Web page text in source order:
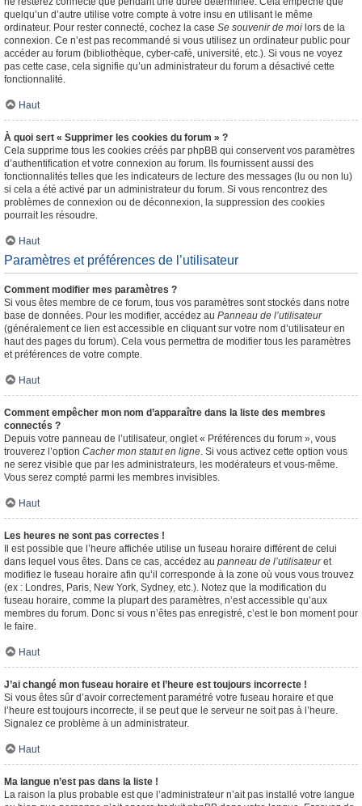
quelqu’un d’autre utilise votre compte à votre insu en utilisant le même
ordinateur. Pour rester connecté, cochez la case Se souvenir de moi lors de la
connexion. Ce n’est pas recommandé si vous utilisez un ordinateur public pour
accéder au forum (bibliothèque, cyber-café, université, etc.). Si vous ne voyez
pas cette case, cela signifie qu’un administrateur du forum a désactivé cette
fonctionnalité.
Haut
À quoi sert « Supprimer les cookies du forum » ?
Cela supprime tous les cookies créés par phpBB qui conservent vos paramètres
d’authentification et votre connexion au forum. Ils fournissent aussi des
fonctionnalités telles que les indicateurs de lecture des messages (lu ou non lu)
si cela a été activé par un administrateur du forum. Si vous rencontrez des
problèmes de connexion ou de déconnexion, la suppression des cookies
pourrait les résoudre.
Haut
Paramètres et préférences de l’utilisateur
Comment modifier mes paramètres ?
Si vous êtes membre de ce forum, tous vos paramètres sont stockés dans notre
base de données. Pour les modifier, accédez au Panneau de l’utilisateur
(généralement ce lien est accessible en cliquant sur votre nom d’utilisateur en
haut des pages du forum). Cela vous permettra de modifier tous les paramètres
et préférences de votre compte.
Haut
Comment empêcher mon nom d’apparaître dans la liste des membres
connectés ?
Depuis votre panneau de l’utilisateur, onglet « Préférences du forum », vous
trouverez l’option Cacher mon statut en ligne. Si vous activez cette option vous
ne serez visible que par les administrateurs, les modérateurs et vous-même.
Vous serez compté parmi les membres invisibles.
Haut
Les heures ne sont pas correctes !
Il est possible que l’heure affichée utilise un fuseau horaire différent de celui
dans lequel vous êtes. Dans ce cas, accédez au panneau de l’utilisateuret
modifiez le fuseau horaire afin qu’il corresponde à la zone où vous vous trouvez
(ex : Londres, Paris, New York, Sydney, etc.). Notez que la modification du
fuseau horaire, comme la plupart des paramètres, n’est accessible qu’aux
membres du forum. Donc si vous n’êtes pas enregistré, c’est le bon moment pour
le faire.
Haut
J’ai changé mon fuseau horaire et l’heure est toujours incorrecte !
Si vous êtes sûr d’avoir correctement paramétré votre fuseau horaire et que
l’heure est toujours incorrecte, il se peut que le serveur ne soit pas à l’heure.
Signalez ce problème à un administrateur.
Haut
Ma langue n’est pas dans la liste !
La raison la plus probable est que l’administrateur n’ait pas installé votre langue